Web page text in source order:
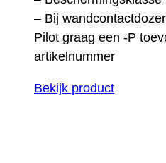
– Bij
Pilot graag een -P
artikelnummer
Bekijk product